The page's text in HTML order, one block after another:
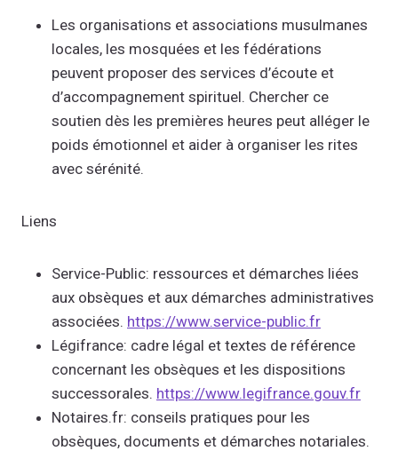
Les organisations et associations musulmanes
locales, les mosquées et les fédérations
peuvent proposer des services d’écoute et
d’accompagnement spirituel. Chercher ce
soutien dès les premières heures peut alléger le
poids émotionnel et aider à organiser les rites
avec sérénité.
Liens
Service-Public: ressources et démarches liées
aux obsèques et aux démarches administratives
associées. https://www.service-public.fr
Légifrance: cadre légal et textes de référence
concernant les obsèques et les dispositions
successorales. https://www.legifrance.gouv.fr
Notaires.fr: conseils pratiques pour les
obsèques, documents et démarches notariales.